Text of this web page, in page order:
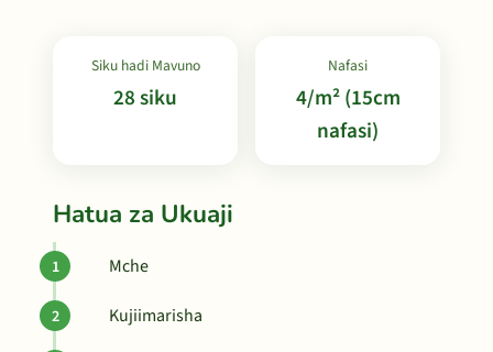
Siku hadi Mavuno
28 siku
Nafasi
4/m² (15cm
nafasi)
Hatua za Ukuaji
Mche
Kujiimarisha